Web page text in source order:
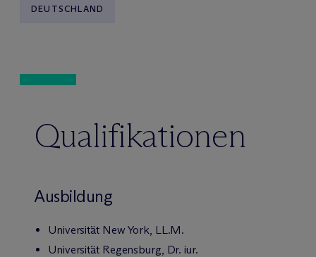
DEUTSCHLAND
Qualifikationen
Ausbildung
Universität New York, LL.M.
Universität Regensburg, Dr. iur.